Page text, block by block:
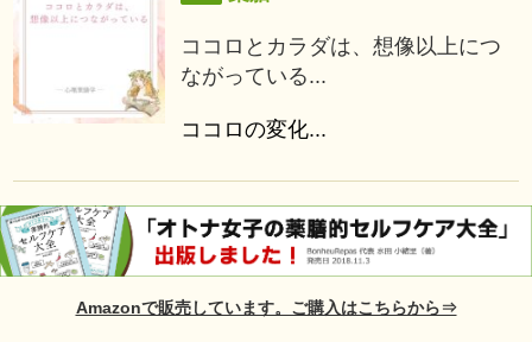
ココロとカラダは、想像以上につ
ながっている...
ココロの変化...
Amazonで販売しています。ご購入はこちらから⇒